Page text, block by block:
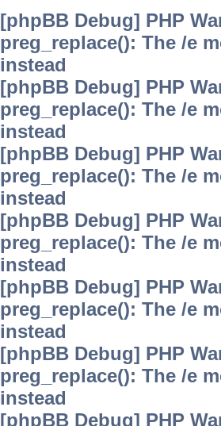
[phpBB Debug] PHP
preg_replace(): The /e
instead
[phpBB Debug] PHP
preg_replace(): The /e
instead
[phpBB Debug] PHP
preg_replace(): The /e
instead
[phpBB Debug] PHP
preg_replace(): The /e
instead
[phpBB Debug] PHP
preg_replace(): The /e
instead
[phpBB Debug] PHP
preg_replace(): The /e
instead
[phpBB Debug] PHP